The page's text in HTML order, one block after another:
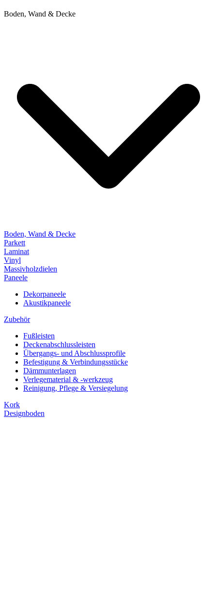
Boden, Wand & Decke
Boden, Wand & Decke
Parkett
Laminat
Vinyl
Massivholzdielen
Paneele
Dekorpaneele
Akustikpaneele
Zubehör
Fußleisten
Deckenabschlussleisten
Übergangs- und Abschlussprofile
Befestigung & Verbindungsstücke
Dämmunterlagen
Verlegematerial & -werkzeug
Reinigung, Pflege & Versiegelung
Kork
Designboden